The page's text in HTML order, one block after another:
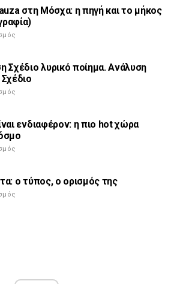
στη Μόσχα: η πηγή και το μήκος
Σχέδιο λυρικό ποίημα. Ανάλυση
ενδιαφέρον: η πιο hot χώρα
ο τύπος, ο ορισμός της